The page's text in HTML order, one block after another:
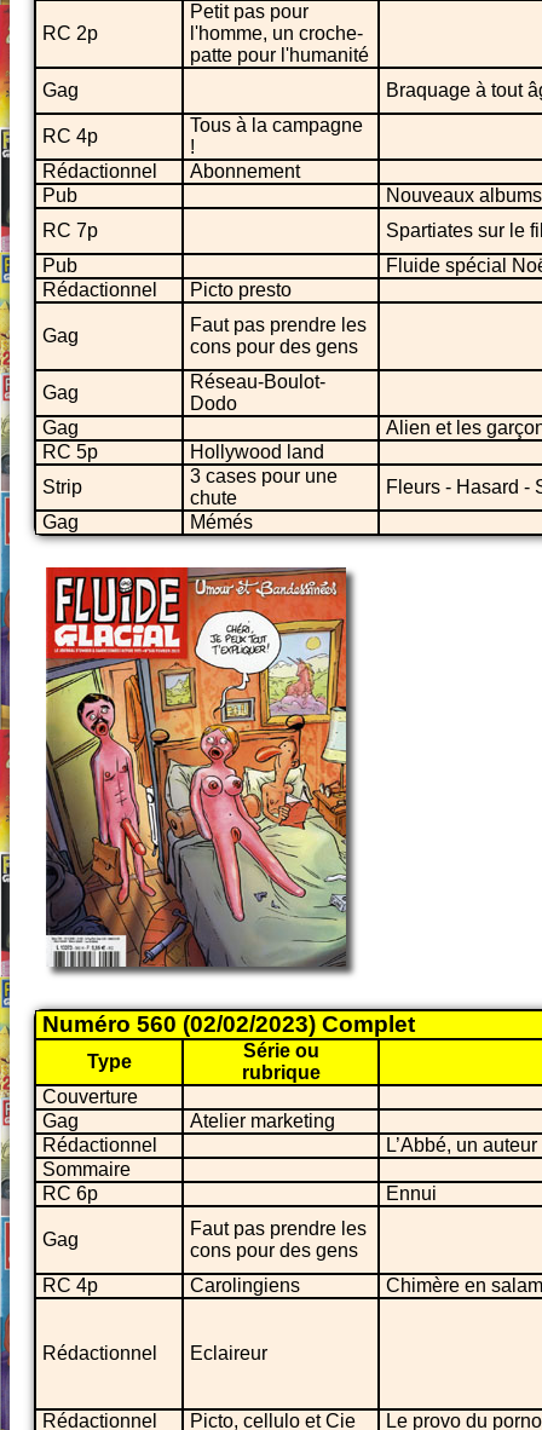
RC 2p
Petit pas pour
l'homme, un croche-
patte pour l'humanité
Gag
Braquage à tout
RC 4p
Tous à la campagne
!
Rédactionnel
Abonnement
Pub
Nouveaux albums
RC 7p
Spartiates sur le
Pub
Fluide spécial
Rédactionnel
Picto presto
Gag
Faut pas prendre les
cons pour des gens
Gag
Réseau-Boulot-
Dodo
Gag
Alien et les
RC 5p
Hollywood land
Strip
3 cases pour une
chute
Fleurs - Hasard -
Gag
Mémés
Numéro 560 (02/02/2023) Complet
Type
Série ou
rubrique
Couverture
Gag
Atelier marketing
Rédactionnel
L’Abbé, un
Sommaire
RC 6p
Ennui
Gag
Faut pas prendre les
cons pour des gens
RC 4p
Carolingiens Chimère en
Rédactionnel Eclaireur
Rédactionnel Picto, cellulo et Cie Le provo du porno